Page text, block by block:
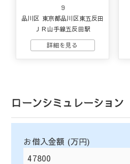
9
品川区 東京都品川区東五反田
ＪＲ山手線五反田駅
ローンシミュレーション
お借入金額 (万円)